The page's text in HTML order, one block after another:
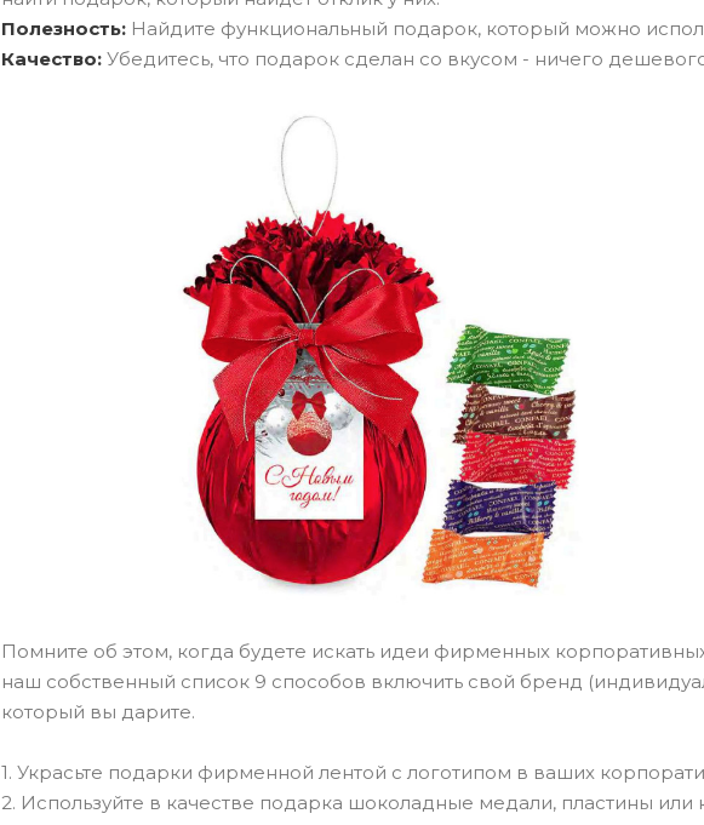
Полезность: Найдите функциональный подарок, который можно
Качество: Убедитесь, что подарок сделан со вкусом - ничего
Помните об этом, когда будете искать идеи фирменных
наш собственный список 9 способов включить свой бренд
который вы дарите.
1. Украсьте подарки фирменной лентой с логотипом в ваших
2. Используйте в качестве подарка шоколадные медали, пластины